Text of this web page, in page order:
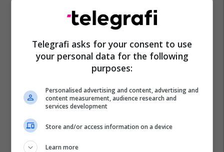
Telegrafi asks for your consent to use
your personal data for the following
purposes:
Personalised advertising and content, advertising and
content measurement, audience research and
services development
Store and/or access information on a device
Learn more